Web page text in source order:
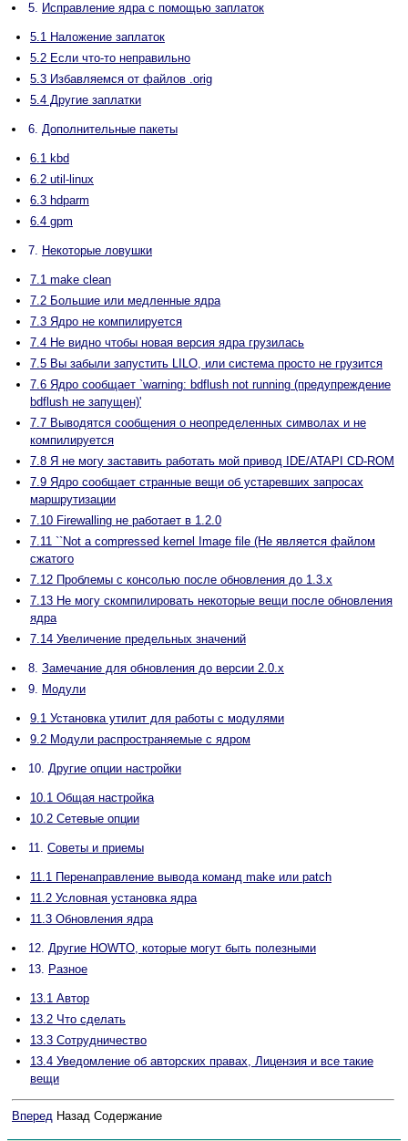
5. Исправление ядра с помощью заплаток
5.1 Наложение заплаток
5.2 Если что-то неправильно
5.3 Избавляемся от файлов .orig
5.4 Другие заплатки
6. Дополнительные пакеты
6.1 kbd
6.2 util-linux
6.3 hdparm
6.4 gpm
7. Некоторые ловушки
7.1 make clean
7.2 Большие или медленные ядра
7.3 Ядро не компилируется
7.4 Не видно чтобы новая версия ядра грузилась
7.5 Вы забыли запустить LILO, или система просто не грузится
7.6 Ядро сообщает `warning: bdflush not running (предупреждение
bdflush не запущен)'
7.7 Выводятся сообщения о неопределенных символах и не
компилируется
7.8 Я не могу заставить работать мой привод IDE/ATAPI CD-ROM
7.9 Ядро сообщает странные вещи об устаревших запросах
маршрутизации
7.10 Firewalling не работает в 1.2.0
7.11 ``Not a compressed kernel Image file (Не является файлом
сжатого
7.12 Проблемы с консолью после обновления до 1.3.x
7.13 Не могу скомпилировать некоторые вещи после обновления
ядра
7.14 Увеличение предельных значений
8. Замечание для обновления до версии 2.0.x
9. Модули
9.1 Установка утилит для работы с модулями
9.2 Модули распространяемые с ядром
10. Другие опции настройки
10.1 Общая настройка
10.2 Сетевые опции
11. Советы и приемы
11.1 Перенаправление вывода команд make или patch
11.2 Условная установка ядра
11.3 Обновления ядра
12. Другие HOWTO, которые могут быть полезными
13. Разное
13.1 Автор
13.2 Что сделать
13.3 Сотрудничество
13.4 Уведомление об авторских правах, Лицензия и все такие
вещи
Вперед Назад Содержание